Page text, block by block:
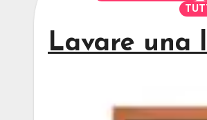
Lavare una